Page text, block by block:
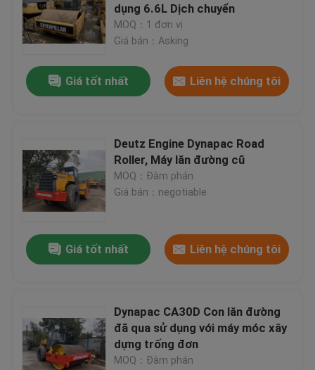
dụng 6.6L Dịch chuyển
MOQ：1 đơn vị
Giá bán：Asking
Giá tốt nhất Liên hệ chúng tôi
Deutz Engine Dynapac Road
Roller, Máy lăn đường cũ
MOQ：Đàm phán
Giá bán：negotiable
Giá tốt nhất Liên hệ chúng tôi
Dynapac CA30D Con lăn đường
đã qua sử dụng với máy móc xây
dựng trống đơn
MOQ：Đàm phán